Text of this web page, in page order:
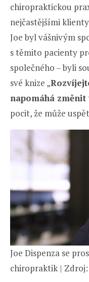
chiropraktickou
nejčastějšími
Joe byl vášnivým
s těmito pacienty
společného – byli
své knize „
napomáhá
pocit, že může
Joe Dispenza se
chiropraktik |